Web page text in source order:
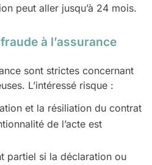
peut aller jusqu’à 24 mois.
à l’assurance
sont strictes concernant
L’intéressé risque :
et la résiliation du contrat
de l’acte est
partiel si la déclaration ou